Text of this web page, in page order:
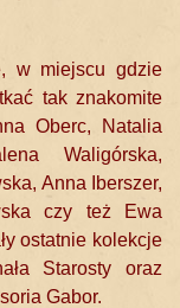
w miejscu gdzie
tak znakomite
Oberc, Natalia
Waligórska,
Anna Iberszer,
czy też Ewa
ostatnie kolekcje
Starosty oraz
Gabor.